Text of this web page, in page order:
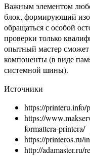
Важным элементом
блок, формирующий
обращаться с особой
проверки только
опытный мастер сможет
компоненты (в виде
системной шины).
Источники
https://printeru.info/
https://
formattera-printera/
https://printeros.ru/
http://adamaster.ru/